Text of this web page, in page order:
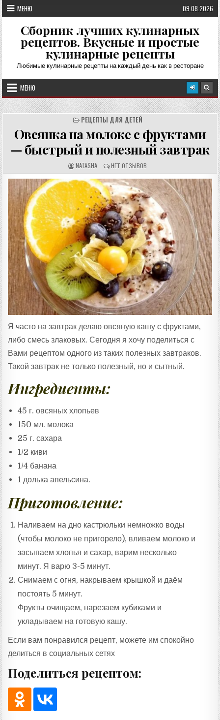
Перейти
к
содержимому
МЕНЮ 09.08.2026
Сборник лучших кулинарных
рецептов. Вкусные и простые
кулинарные рецепты
Любимые кулинарные рецепты на каждый день как в ресторане
МЕНЮ
РЕЦЕПТЫ ДЛЯ ДЕТЕЙ
Овсянка на молоке с фруктами
— быстрый и полезный завтрак
А
В
Т
О
Р
Р
Е
Ц
Е
П
Т
А
NATASHA О
Т
З
Ы
В
Ы
:
НЕТ ОТЗЫВОВ
Я часто на завтрак делаю овсяную кашу с фруктами,
либо смесь злаковых. Сегодня я хочу поделиться с
Вами рецептом одного из таких полезных завтраков.
Такой завтрак не только полезный, но и сытный.
Ингредиенты:
45 г. овсяных хлопьев
150 мл. молока
25 г. сахара
1/2 киви
1/4 банана
1 долька апельсина.
Приготовление:
Наливаем на дно кастрюльки немножко воды
(чтобы молоко не пригорело), вливаем молоко и
засыпаем хлопья и сахар, варим несколько
минут. Я варю 3-5 минут.
Снимаем с огня, накрываем крышкой и даём
постоять 5 минут.
Фрукты очищаем, нарезаем кубиками и
укладываем на готовую кашу.
Если вам понравился рецепт, можете им спокойно
делиться в социальных сетях
Поделиться рецептом: